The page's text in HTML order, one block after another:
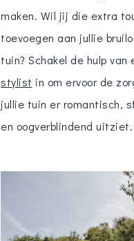
maken. Wil jij die extra
toevoegen aan jullie
tuin? Schakel de hulp van
stylist in om ervoor de
jullie tuin er romantisch,
en oogverblindend uitziet.